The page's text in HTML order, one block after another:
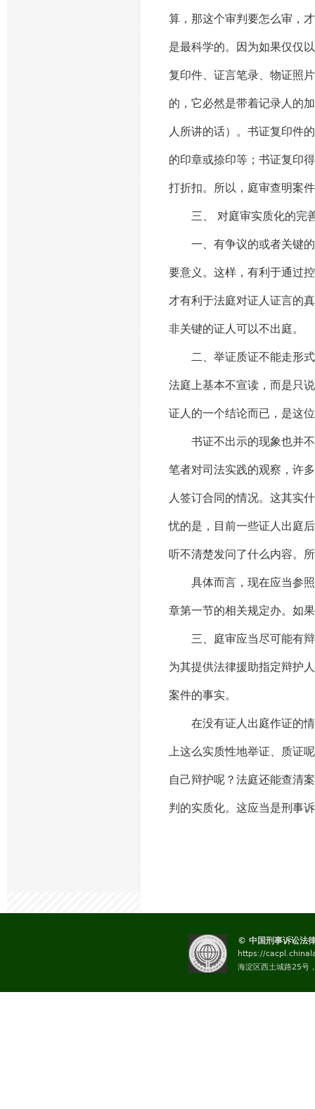
算，那这个审判要怎么审，
是最科学的。因为如果仅仅
复印件、证言笔录、物证照
的，它必然是带着记录人的
人所讲的话）。书证复印件
的印章或捺印等；书证复印
打折扣。所以，庭审查明案
三、 对庭审实质化的完
一、有争议的或者关键的
要意义。这样，有利于通过
才有利于法庭对证人证言的
非关键的证人可以不出庭。
二、举证质证不能走形式
法庭上基本不宣读，而是只
证人的一个结论而已，是这
书证不出示的现象也并不
笔者对司法实践的观察，许
人签订合同的情况。这其实
忧的是，目前一些证人出庭
听不清楚发问了什么内容。
具体而言，现在应当参照
章第一节的相关规定办。如
三、庭审应当尽可能有辩
为其提供法律援助指定辩护
案件的事实。
在没有证人出庭作证的情
上这么实质性地举证、质证
自己辩护呢？法庭还能查清
判的实质化。这应当是刑事
© 中国刑事诉讼法
https://
海淀区西土城路25号